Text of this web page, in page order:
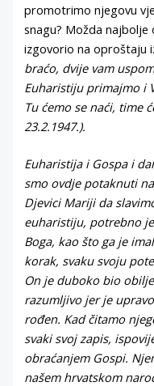
promotrimo njegovu
snagu? Možda
izgovorio na oproštaju
braćo, dvije vam
Euharistiju primajmo i
Tu ćemo se naći, time
23.2.1947.).
Euharistija i Gospa i
smo ovdje potaknuti
Djevici Mariji da
euharistiju, potrebno
Boga, kao što ga je
korak, svaku svoju
On je duboko bio
razumljivo jer je
rođen. Kad čitamo
svaki svoj zapis,
obraćanjem Gospi.
našem hrvatskom